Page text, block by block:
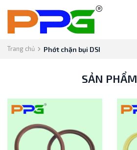
Trang chủ Phớt chặn bụi DSI
SẢN PHẨM